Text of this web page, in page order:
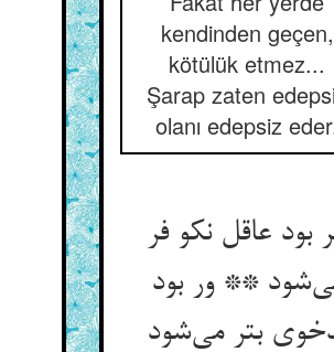
kendinden geçen,
kötülük etmez...
Şarap zaten
olanı edepsiz
بود عاقل نکو فر
** ور بود
بتر می‌شود